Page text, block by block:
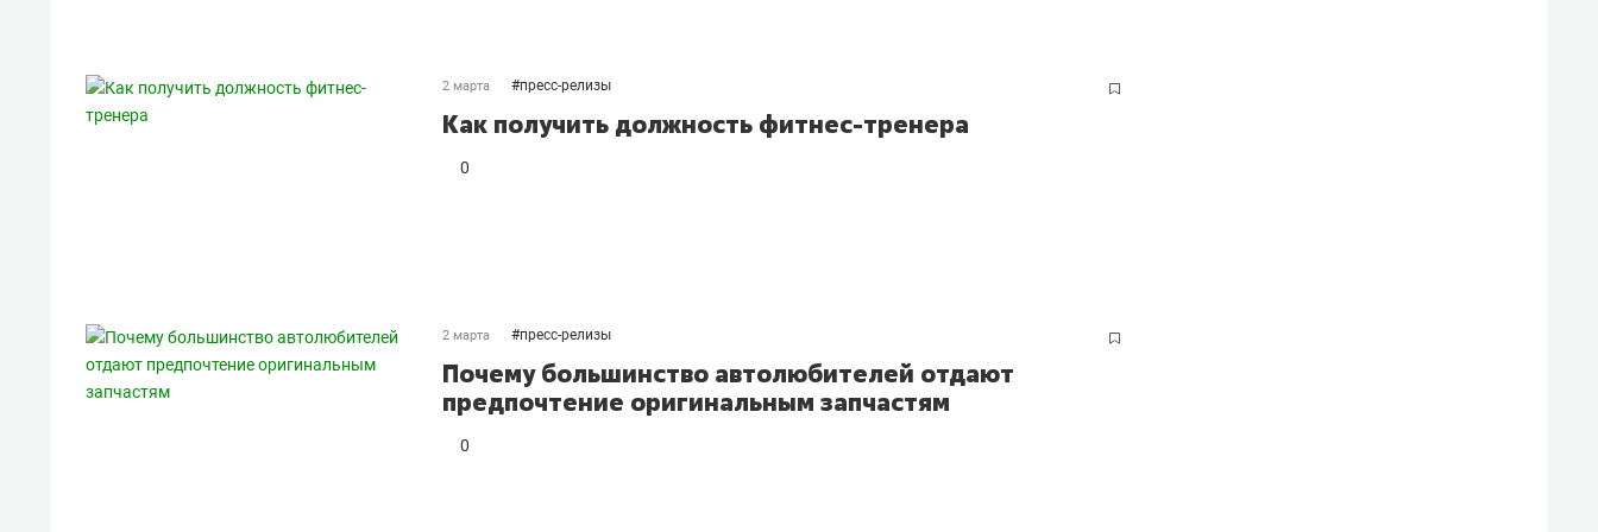
2 марта #пресс-релизы
Как получить должность фитнес-тренера
0
2 марта #пресс-релизы
Почему большинство автолюбителей отдают
предпочтение оригинальным запчастям
0